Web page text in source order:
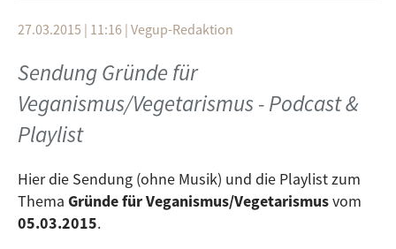
27.03.2015 | 11:16 | Vegup-Redaktion
Sendung Gründe für
Veganismus/Vegetarismus - Podcast &
Playlist
Hier die Sendung (ohne Musik) und die Playlist zum
Thema Gründe für Veganismus/Vegetarismusvom
05.03.2015.